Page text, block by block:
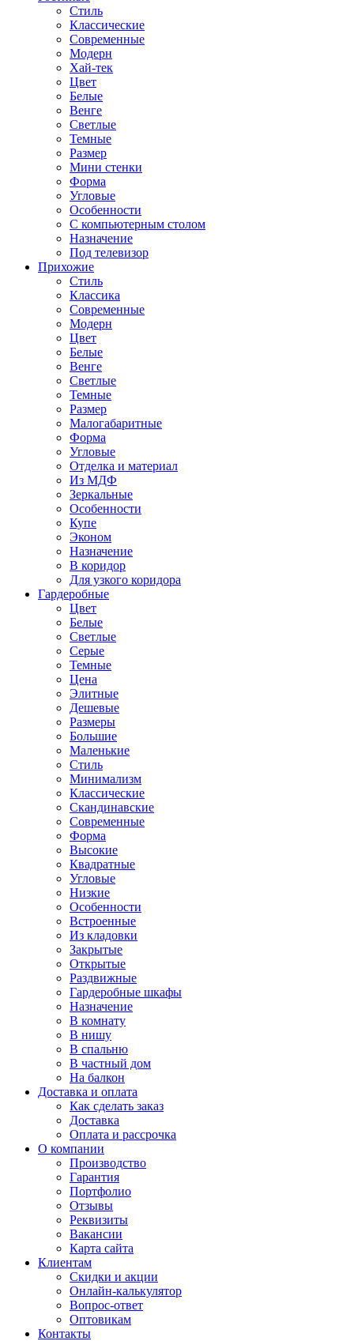
Стиль
Классические
Современные
Модерн
Хай-тек
Цвет
Белые
Венге
Светлые
Темные
Размер
Мини стенки
Форма
Угловые
Особенности
С компьютерным столом
Назначение
Под телевизор
Прихожие
Стиль
Классика
Современные
Модерн
Цвет
Белые
Венге
Светлые
Темные
Размер
Малогабаритные
Форма
Угловые
Отделка и материал
Из МДФ
Зеркальные
Особенности
Купе
Эконом
Назначение
В коридор
Для узкого коридора
Гардеробные
Цвет
Белые
Светлые
Серые
Темные
Цена
Элитные
Дешевые
Размеры
Большие
Маленькие
Стиль
Минимализм
Классические
Скандинавские
Современные
Форма
Высокие
Квадратные
Угловые
Низкие
Особенности
Встроенные
Из кладовки
Закрытые
Открытые
Раздвижные
Гардеробные шкафы
Назначение
В комнату
В нишу
В спальню
В частный дом
На балкон
Доставка и оплата
Как сделать заказ
Доставка
Оплата и рассрочка
О компании
Производство
Гарантия
Портфолио
Отзывы
Реквизиты
Вакансии
Карта сайта
Клиентам
Скидки и акции
Онлайн-калькулятор
Вопрос-ответ
Оптовикам
Контакты